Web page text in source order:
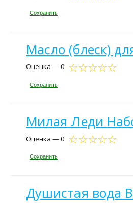
Сохранить
Масло (блеск)
Оценка — 0
Сохранить
Милая Леди
Оценка — 0
Сохранить
Душистая вода